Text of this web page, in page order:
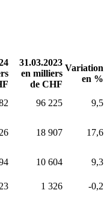
31.03.2023
en milliers
de CHF
Variation
en %
96 225
9,5
18 907 17,6
10 604
9,3
1 326
-0,2